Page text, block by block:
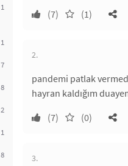
1
1
7
8
2
1
8
(7) (1)
2.
pandemi patlak
hayran kaldığım
(7)
(0)
3.